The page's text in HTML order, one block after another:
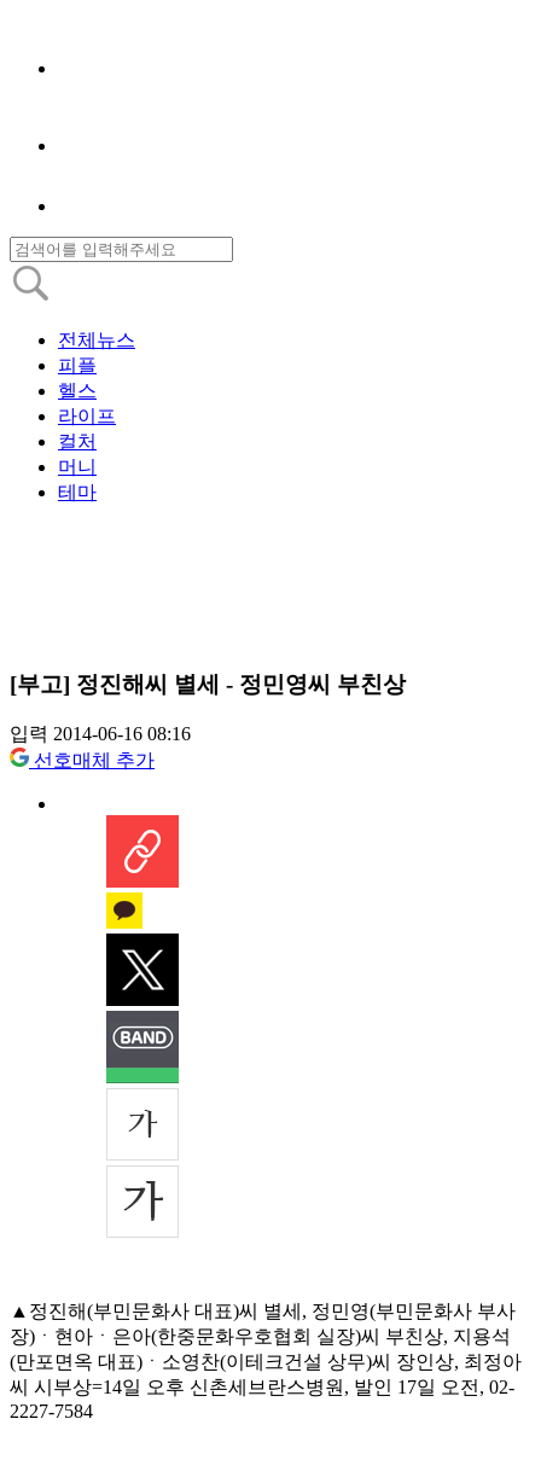
전체뉴스
피플
헬스
라이프
컬처
머니
테마
[부고] 정진해씨 별세 - 정민영씨 부친상
입력 2014-06-16 08:16
선호매체 추가
▲정진해(부민문화사 대표)씨 별세, 정민영(부민문화사 부사
장)ㆍ현아ㆍ은아(한중문화우호협회 실장)씨 부친상, 지용석
(만포면옥 대표)ㆍ소영찬(이테크건설 상무)씨 장인상, 최정아
씨 시부상=14일 오후 신촌세브란스병원, 발인 17일 오전, 02-
2227-7584